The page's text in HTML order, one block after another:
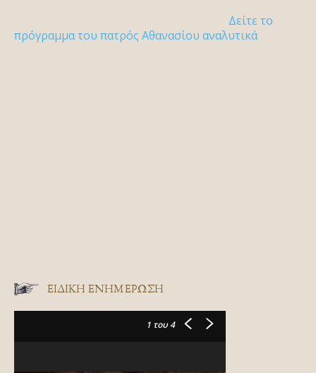
Δείτε το
πρόγραμμα του πατρός Αθανασίου αναλυτικά
ΕΙΔΙΚΉ ΕΝΗΜΈΡΩΣΗ
1 του 4